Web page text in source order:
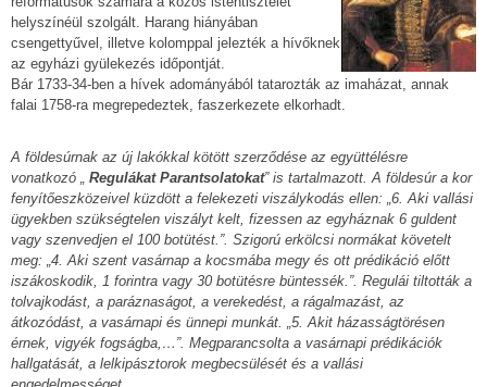
helyszínéül szolgált. Harang hiányában
csengettyűvel, illetve kolomppal jelezték a hívőknek
az egyházi gyülekezés időpontját.
Bár 1733-34-ben a hívek adományából tatarozták az imaházat, annak
falai 1758-ra megrepedeztek, faszerkezete elkorhadt.
A földesúrnak az új lakókkal kötött szerződése az együttélésre
vonatkozó „ Regulákat Parantsolatokat” is tartalmazott. A földesúr a kor
fenyítőeszközeivel küzdött a felekezeti viszálykodás ellen: „6. Aki vallási
ügyekben szükségtelen viszályt kelt, fizessen az egyháznak 6 guldent
vagy szenvedjen el 100 botütést.”. Szigorú erkölcsi normákat követelt
meg: „4. Aki szent vasárnap a kocsmába megy és ott prédikáció előtt
iszákoskodik, 1 forintra vagy 30 botütésre büntessék.”. Regulái tiltották a
tolvajkodást, a paráznaságot, a verekedést, a rágalmazást, az
átkozódást, a vasárnapi és ünnepi munkát. „5. Akit házasságtörésen
érnek, vigyék fogságba,…”. Megparancsolta a vasárnapi prédikációk
hallgatását, a lelkipásztorok megbecsülését és a vallási